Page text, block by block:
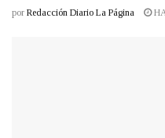
por Redacción Diario La Página